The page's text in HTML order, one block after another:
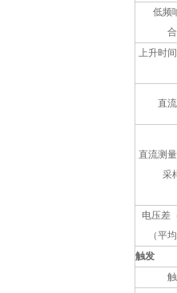
低频
上升时
直
直流测
采
电压差
（平
触发